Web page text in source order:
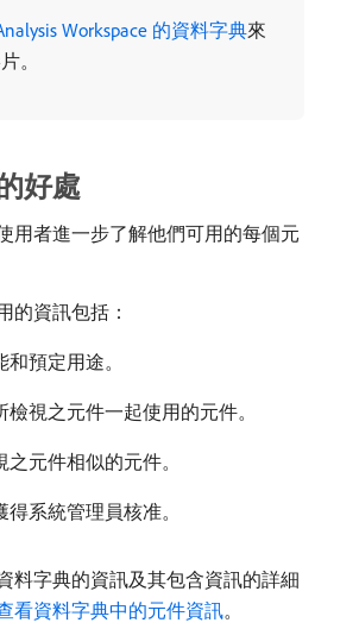
Workspace 的資料字典來
。
好處
用者進一步了解他們可用的每個元
的資訊包括：
預定用途。
檢視之元件一起使用的元件。
元件相似的元件。
得系統管理員核准。
料字典的資訊及其包含資訊的詳細
看資料字典中的元件資訊。